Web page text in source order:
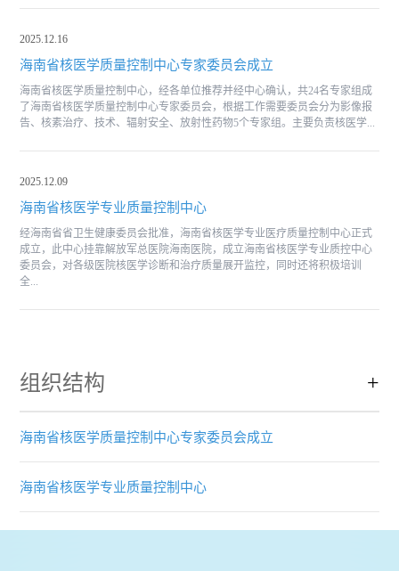
2025.12.16
海南省核医学质量控制中心专家委员会成立
海南省核医学质量控制中心，经各单位推荐并经中心确认，共24名专家组成
了海南省核医学质量控制中心专家委员会，根据工作需要委员会分为影像报
告、核素治疗、技术、辐射安全、放射性药物5个专家组。主要负责核医学...
2025.12.09
海南省核医学专业质量控制中心
经海南省省卫生健康委员会批准，海南省核医学专业医疗质量控制中心正式
成立，此中心挂靠解放军总医院海南医院，成立海南省核医学专业质控中心
委员会，对各级医院核医学诊断和治疗质量展开监控，同时还将积极培训
全...
组织结构 +
海南省核医学质量控制中心专家委员会成立
海南省核医学专业质量控制中心